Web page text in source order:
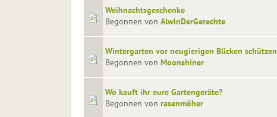
Weihnachtsgeschenke
Begonnen von AlwinDerGerechte
Wintergarten vor neugierigen Blicken schützen
Begonnen von Moonshiner
Wo kauft ihr eure Gartengeräte?
Begonnen von rasenmöher